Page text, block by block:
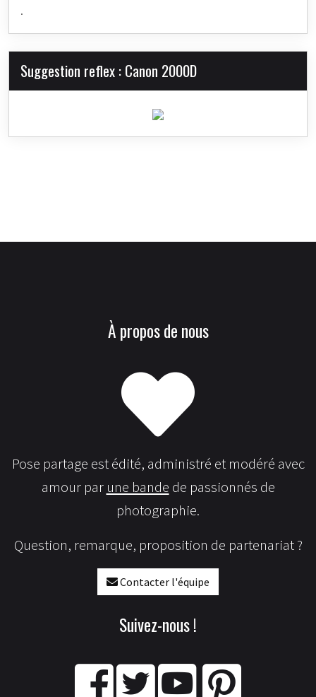
.
Suggestion reflex : Canon 2000D
À propos de nous
Pose partage est édité, administré et modéré avec
amour par une bande de passionnés de
photographie.
Question, remarque, proposition de partenariat ?
Contacter l'équipe
Suivez-nous !